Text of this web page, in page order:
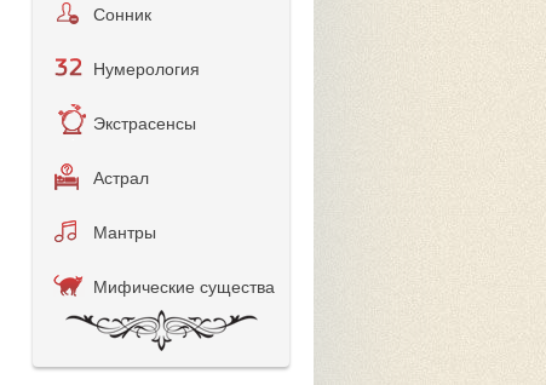
Сонник
Нумерология
Экстрасенсы
Астрал
Мантры
Мифические существа